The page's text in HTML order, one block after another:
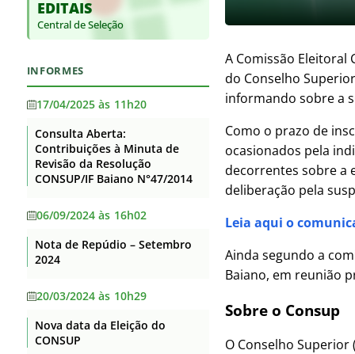
Supervisão
Itaberaba
Senhor do Bonfim
Serrinha
Teixeira de Freitas
Valença
Xique-Xique
Base jurídica da estrutura
organizacional e das
ocupantes
Telefones, endereços e e-mails
cargos
Agenda de Autoridades
Horário de atendimento
Currículos dos principais cargos
Revisão e Consolidação dos
Atos Normativos – Decreto
Auditorias
Convênios e Transferências
Receitas e Despesas
Fundação de Apoio
Informações Classificadas
Cidadão – SIC
Perguntas Frequentes
Lei Geral de Proteção de Dados
Flexibilização de Jornada de
Trabalho TAE
EDITAIS
Central de Seleção
INFORMES
17/04/2025 às 11h20
Consulta Aberta:
Contribuições à Minuta de
Revisão da Resolução
CONSUP/IF Baiano N°47/2014
06/09/2024 às 16h02
Nota de Repúdio – Setembro
2024
20/03/2024 às 10h29
Nova data da Eleição do
CONSUP
A Comissão
do Conselho
informando sobre a
Como o prazo de
ocasionados pela
decorrentes sobre a
deliberação pela
Leia aqui o
Ainda segundo a
Baiano, em reunião
Sobre o Consup
O Conselho